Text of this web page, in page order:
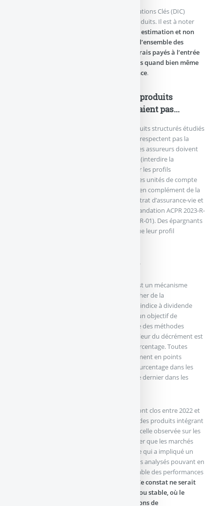
L’étude indique que les Document d’Informations Clés (DIC)
présentent le coût d’entrée implicite des produits. Il est à noter
une estimation et non
comme une mesure exacte des revenus de l’ensemble des
les frais payés à l’entrée
ne lui seront pas partiellement remboursés quand bien même
le produit serait rappelé avant son échéance.
Des épargnants souscrivent des produits
structurés, alors qu’ils ne le devraient pas...
Pas moins des deux-tiers des offres de produits structurés étudiés
par cette étude conjointe de l’AMF-ACPR ne respectent pas la
réglementation. Depuis le 1er janvier 2024, les assureurs doivent
définir un marché cible spécifique et négatif (interdire la
souscription de ces produits structurés pour les profils
d’investisseurs Prudent par exemple) pour les unités de compte
complexes du contrat. Cette exigence vient en complément de la
définition du marché cible au niveau du contrat d’assurance-vie et
des sous-groupes de marché cible (recommandation ACPR 2023-R-
01, remplacée par la recommandation 2024-R-01). Des épargnants
souscrivent ces produits structurés, alors que leur profil
Le décrément, ou prélèvement forfaitaire, est un mécanisme
difficile à comprendre qui consiste à retrancher de la
performance du sous-jacent (en général, un indice à dividende
réinvestis) un montant prédéterminé dans un objectif de
couverture du risque de dividende. Bien que des méthodes
alternatives puissent être rencontrées, la valeur du décrément est
généralement exprimée en point ou en pourcentage. Toutes
choses égales par ailleurs, un indice à décrément en points
surperformera un indice à décrément en pourcentage dans les
marchés haussiers, mais sous-performera ce dernier dans les
Une analyse portant sur 6 472 produits qui ont clos entre 2022 et
2024 montre que la performance moyenne des produits intégrant
un mécanisme de décrément est proche de celle observée sur les
produits sans décrément. Il convient de noter que les marchés
étaient haussiers sur la période 2022-2024 ce qui a impliqué un
remboursement anticipé rapide des produits analysés pouvant en
partie expliquer l’absence de différence notable des performances
Ce constat ne serait
plus vrai dans un environnement baissier ou stable, où le
décrément freinerait l’atteinte des conditions de